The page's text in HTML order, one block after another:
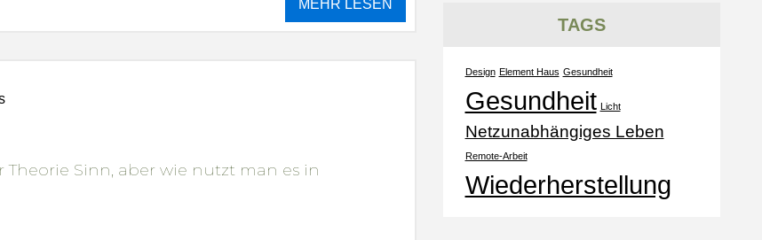
MEHR LESEN
Theorie Sinn, aber wie nutzt man es in
TAGS
Design Element Haus Gesundheit
Gesundheit Licht
Netzunabhängiges Leben
Remote-Arbeit
Wiederherstellung